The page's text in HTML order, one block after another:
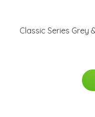
Classic Series Grey